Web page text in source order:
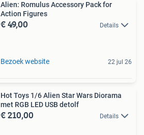
Alien: Romulus Accessory Pack for
Action Figures
€ 49,00 Details
Bezoek website 22 jul 26
Hot Toys 1/6 Alien Star Wars Diorama
met RGB LED USB detolf
€ 210,00 Details